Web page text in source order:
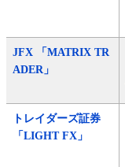
JFX 「MATRIX TR
ADER」
トレイダーズ証券
「LIGHT FX」